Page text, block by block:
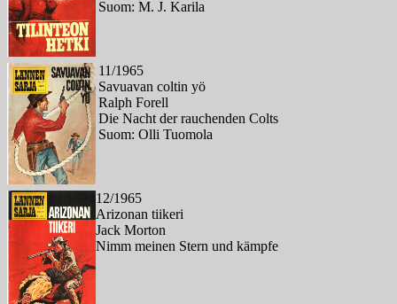
Suom: M. J. Karila
11/1965
Savuavan coltin yö
Ralph Forell
Die Nacht der rauchenden Colts
Suom: Olli Tuomola
12/1965
Arizonan tiikeri
Jack Morton
Nimm meinen Stern und kämpfe